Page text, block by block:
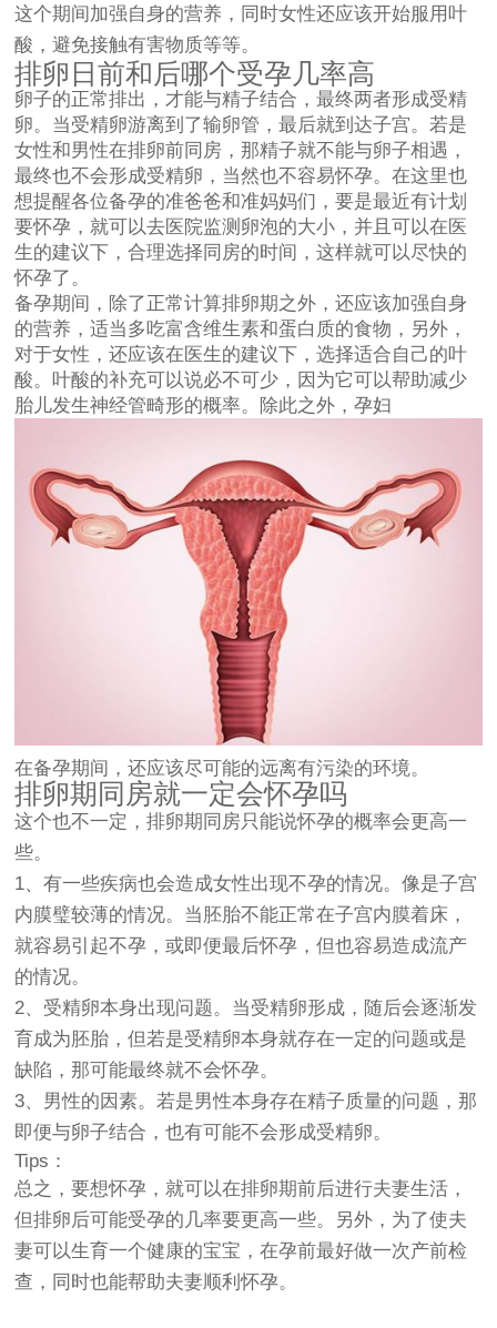
这个期间加强自身的营养，同时女性还应该开始服用叶
酸，避免接触有害物质等等。
排卵日前和后哪个受孕几率高
卵子的正常排出，才能与精子结合，最终两者形成受精
卵。当受精卵游离到了输卵管，最后就到达子宫。若是
女性和男性在排卵前同房，那精子就不能与卵子相遇，
最终也不会形成受精卵，当然也不容易怀孕。在这里也
想提醒各位备孕的准爸爸和准妈妈们，要是最近有计划
要怀孕，就可以去医院监测卵泡的大小，并且可以在医
生的建议下，合理选择同房的时间，这样就可以尽快的
怀孕了。
备孕期间，除了正常计算排卵期之外，还应该加强自身
的营养，适当多吃富含维生素和蛋白质的食物，另外，
对于女性，还应该在医生的建议下，选择适合自己的叶
酸。叶酸的补充可以说必不可少，因为它可以帮助减少
胎儿发生神经管畸形的概率。除此之外，孕妇
在备孕期间，还应该尽可能的远离有污染的环境。
排卵期同房就一定会怀孕吗
这个也不一定，排卵期同房只能说怀孕的概率会更高一
些。
1、有一些疾病也会造成女性出现不孕的情况。像是子宫
内膜璧较薄的情况。当胚胎不能正常在子宫内膜着床，
就容易引起不孕，或即便最后怀孕，但也容易造成流产
的情况。
2、受精卵本身出现问题。当受精卵形成，随后会逐渐发
育成为胚胎，但若是受精卵本身就存在一定的问题或是
缺陷，那可能最终就不会怀孕。
3、男性的因素。若是男性本身存在精子质量的问题，那
即便与卵子结合，也有可能不会形成受精卵。
Tips：
总之，要想怀孕，就可以在排卵期前后进行夫妻生活，
但排卵后可能受孕的几率要更高一些。另外，为了使夫
妻可以生育一个健康的宝宝，在孕前最好做一次产前检
查，同时也能帮助夫妻顺利怀孕。